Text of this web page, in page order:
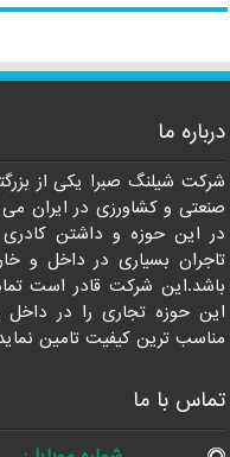
درباره ما
شرکت شیلنگ صبرا یکی از
صنعتی و کشاورزی در ایران
در این حوزه و داشتن
تاجران بسیاری در داخل و
باشد.این شرکت قادر است
این حوزه تجاری را در
مناسب ترین کیفیت تامین
تماس با ما